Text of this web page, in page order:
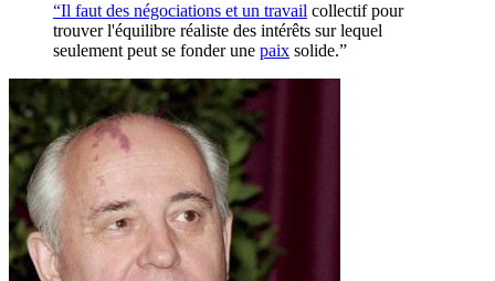
“Il faut des négociations et un travail collectif pour
trouver l'équilibre réaliste des intérêts sur lequel
seulement peut se fonder une paix solide.”